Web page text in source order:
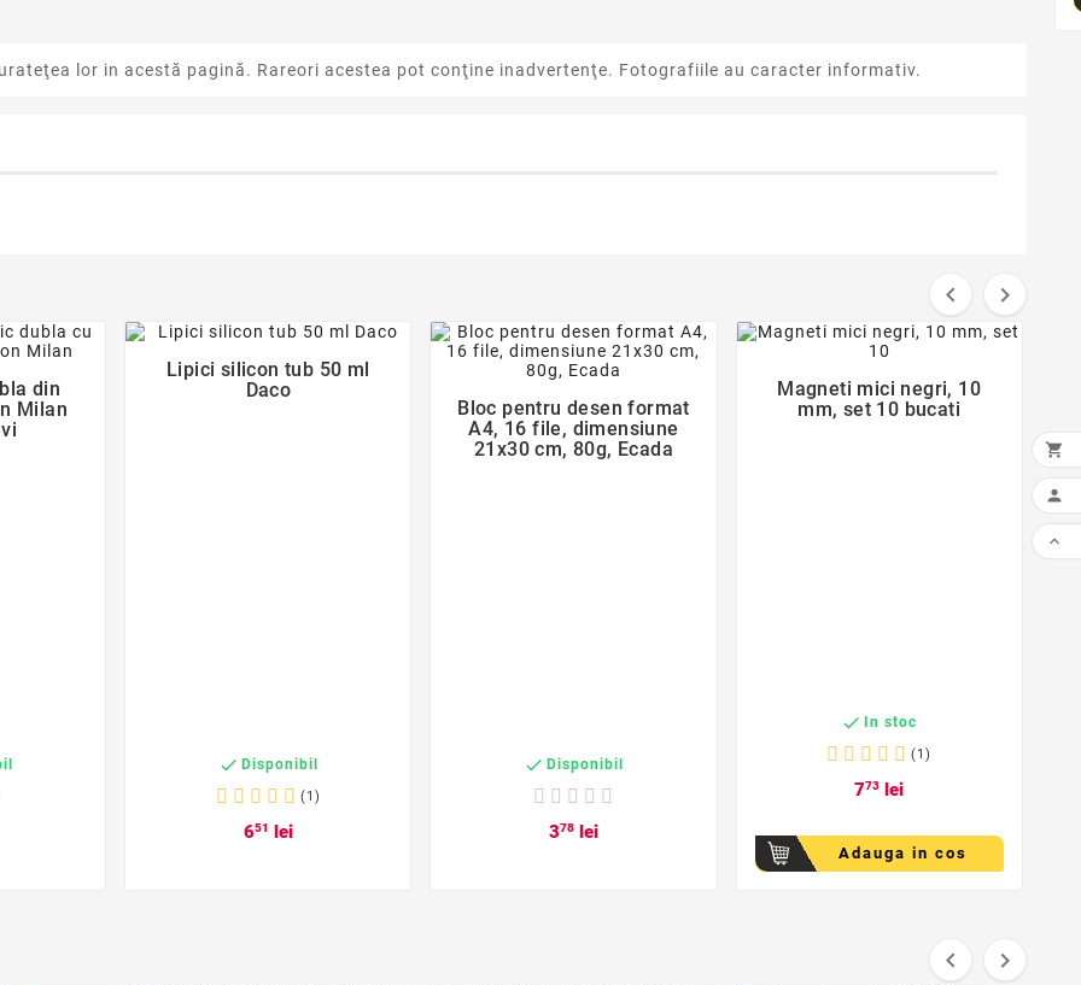
lor in acestă pagină. Rareori acestea pot conţine inadvertenţe. Fotografiile au caracter informativ.


din
Milan

Lipici silicon tub 50 ml
Daco
 Disponibil
(1)
651 lei

favorite_border
Bloc pentru desen format
A4, 16 file, dimensiune
21x30 cm, 80g, Ecada
 Disponibil
378lei

favorite_border
Magneti mici negri, 10
mm, set 10 bucati
 In stoc
(1)
773 lei
Adauga in cos
 


